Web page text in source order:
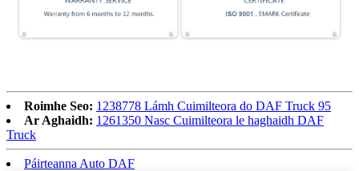
Roimhe Seo: 1238778 Lámh Cuimilteora do DAF Truck 95
Ar Aghaidh: 1261350 Nasc Cuimilteora le haghaidh DAF
Truck
Páirteanna Auto DAF